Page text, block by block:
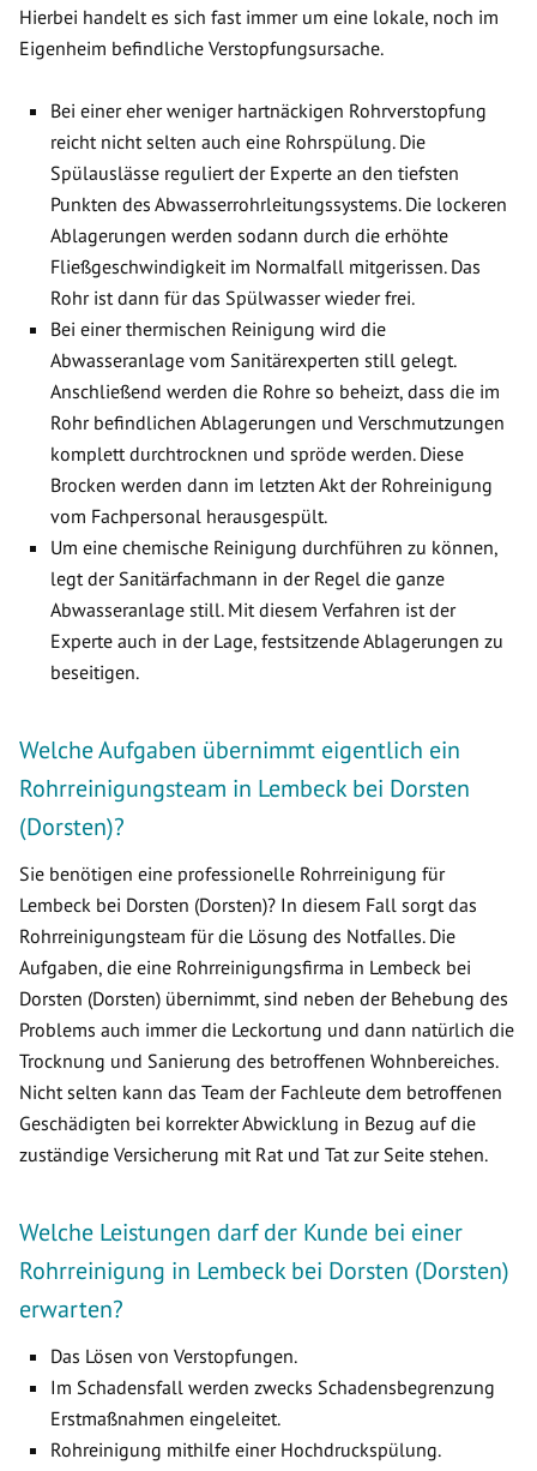
Hierbei handelt es sich fast immer um eine lokale, noch im
Eigenheim befindliche Verstopfungsursache.
Bei einer eher weniger hartnäckigen Rohrverstopfung
reicht nicht selten auch eine Rohrspülung. Die
Spülauslässe reguliert der Experte an den tiefsten
Punkten des Abwasserrohrleitungssystems. Die lockeren
Ablagerungen werden sodann durch die erhöhte
Fließgeschwindigkeit im Normalfall mitgerissen. Das
Rohr ist dann für das Spülwasser wieder frei.
Bei einer thermischen Reinigung wird die
Abwasseranlage vom Sanitärexperten still gelegt.
Anschließend werden die Rohre so beheizt, dass die im
Rohr befindlichen Ablagerungen und Verschmutzungen
komplett durchtrocknen und spröde werden. Diese
Brocken werden dann im letzten Akt der Rohreinigung
vom Fachpersonal herausgespült.
Um eine chemische Reinigung durchführen zu können,
legt der Sanitärfachmann in der Regel die ganze
Abwasseranlage still. Mit diesem Verfahren ist der
Experte auch in der Lage, festsitzende Ablagerungen zu
beseitigen.
Welche Aufgaben übernimmt eigentlich ein
Rohrreinigungsteam in Lembeck bei Dorsten
(Dorsten)?
Sie benötigen eine professionelle Rohrreinigung für
Lembeck bei Dorsten (Dorsten)? In diesem Fall sorgt das
Rohrreinigungsteam für die Lösung des Notfalles. Die
Aufgaben, die eine Rohrreinigungsfirma in Lembeck bei
Dorsten (Dorsten) übernimmt, sind neben der Behebung des
Problems auch immer die Leckortung und dann natürlich die
Trocknung und Sanierung des betroffenen Wohnbereiches.
Nicht selten kann das Team der Fachleute dem betroffenen
Geschädigten bei korrekter Abwicklung in Bezug auf die
zuständige Versicherung mit Rat und Tat zur Seite stehen.
Welche Leistungen darf der Kunde bei einer
Rohrreinigung in Lembeck bei Dorsten (Dorsten)
erwarten?
Das Lösen von Verstopfungen.
Im Schadensfall werden zwecks Schadensbegrenzung
Erstmaßnahmen eingeleitet.
Rohreinigung mithilfe einer Hochdruckspülung.